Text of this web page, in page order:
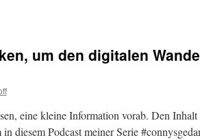
um den digitalen
eine kleine Information vorab. Den Inhalt
diesem Podcast meiner Serie